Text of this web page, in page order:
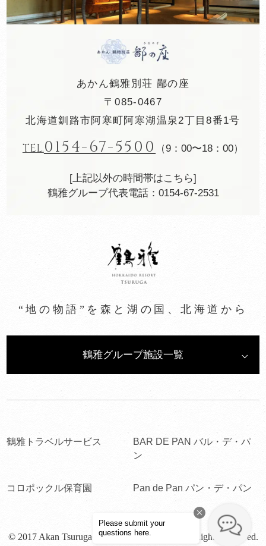
あかん鶴雅別荘 鄙の座
〒085-0467
北海道釧路市阿寒町阿寒湖温泉2丁目8番1号
TEL.0154-67-5500 （9：00〜18：00）
[上記以外の時間帯はこちら]
鶴雅グループ代表電話：0154-67-2531
“地の物語”を森と湖の国、北海道から
鶴雅グループ施設一覧
鶴雅トラベルサービス
BAR DE PAN バル・デ・パ
ン
コロポックル保育園 Pan de Pan パン・デ・パン
© 2017 Akan Tsuruga Bessou HINANOZA. All Rights Reserved.